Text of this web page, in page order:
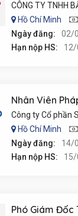
CÔNG TY TNHH
Hồ Chí Minh
Ngày đăng:
02/
Hạn nộp HS:
Nhân Viên
Công ty Cổ phần
Hồ Chí Minh
Ngày đăng:
14/
Hạn nộp HS:
Phó Giám Đốc